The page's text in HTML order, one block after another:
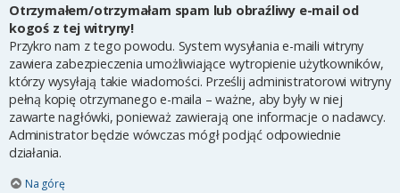
Otrzymałem/otrzymałam spam lub obraźliwy e-mail od
kogoś z tej witryny!
Przykro nam z tego powodu. System wysyłania e-maili witryny
zawiera zabezpieczenia umożliwiające wytropienie użytkowników,
którzy wysyłają takie wiadomości. Prześlij administratorowi witryny
pełną kopię otrzymanego e-maila – ważne, aby były w niej
zawarte nagłówki, ponieważ zawierają one informacje o nadawcy.
Administrator będzie wówczas mógł podjąć odpowiednie
działania.
Na górę